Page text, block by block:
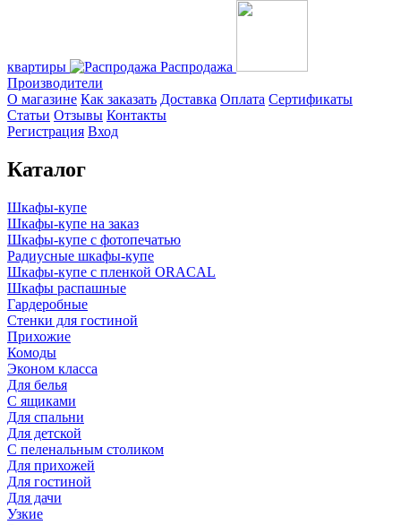
квартиры
Распродажа
Производители
О магазине Как заказать Доставка Оплата Сертификаты
Статьи Отзывы Контакты
Регистрация Вход
Каталог
Шкафы-купе
Шкафы-купе на заказ
Шкафы-купе с фотопечатью
Радиусные шкафы-купе
Шкафы-купе с пленкой ORACAL
Шкафы распашные
Гардеробные
Стенки для гостиной
Прихожие
Комоды
Эконом класса
Для белья
С ящиками
Для спальни
Для детской
С пеленальным столиком
Для прихожей
Для гостиной
Для дачи
Узкие